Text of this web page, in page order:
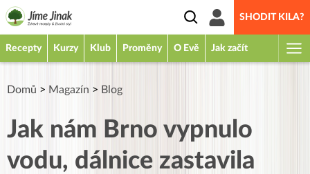
SHODIT KILA?
Recepty Kurzy Klub Proměny O Evě Jak začít
Domů > Magazín > Blog
Jak nám Brno vypnulo
vodu, dálnice zastavila